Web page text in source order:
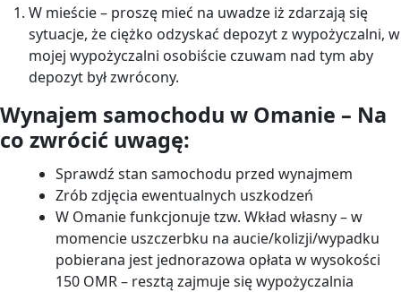
W mieście – proszę mieć na uwadze iż zdarzają się
sytuacje, że ciężko odzyskać depozyt z wypożyczalni, w
mojej wypożyczalni osobiście czuwam nad tym aby
depozyt był zwrócony.
Wynajem samochodu w Omanie – Na
co zwrócić uwagę:
Sprawdź stan samochodu przed wynajmem
Zrób zdjęcia ewentualnych uszkodzeń
W Omanie funkcjonuje tzw. Wkład własny – w
momencie uszczerbku na aucie/kolizji/wypadku
pobierana jest jednorazowa opłata w wysokości
150 OMR – resztą zajmuje się wypożyczalnia